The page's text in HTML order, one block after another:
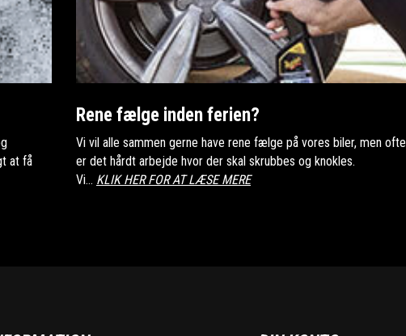
at få
Rene fælge inden ferien?
Vi vil alle sammen gerne have rene fælge på vores biler, men ofte
er det hårdt arbejde hvor der skal skrubbes og knokles.
Vi... KLIK HER FOR AT LÆSE MERE